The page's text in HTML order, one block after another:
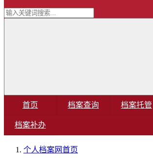
首页 档案查询 档案托管
档案补办
个人档案网首页